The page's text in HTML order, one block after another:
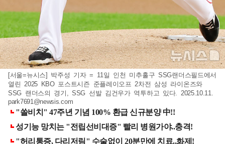
[서울=뉴시스] 박주성 기자 = 11일 인천 미추홀구 SSG랜더스필드에서
열린 2025 KBO 포스트시즌 준플레이오프 2차전 삼성 라이온즈와
SSG 랜더스의 경기, SSG 선발 김건우가 역투하고 있다. 2025.10.11.
park7691@newsis.com